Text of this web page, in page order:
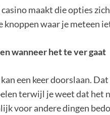
casino maakt die opties
knoppen waar je meteen
wanneer het te ver gaat
een keer doorslaan.
terwijl je weet dat het
voor andere dingen